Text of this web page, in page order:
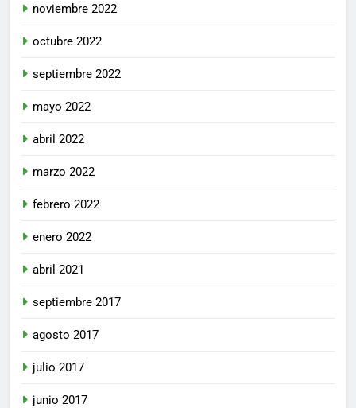
noviembre 2022
octubre 2022
septiembre 2022
mayo 2022
abril 2022
marzo 2022
febrero 2022
enero 2022
abril 2021
septiembre 2017
agosto 2017
julio 2017
junio 2017